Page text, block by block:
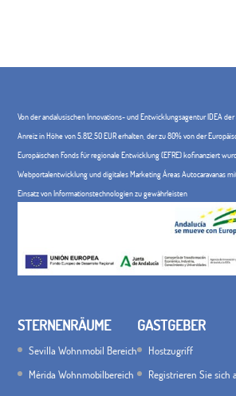
Von der andalusischen Innovations- und Entwicklungsagentur IDEA
Anreiz in Höhe von 5.812,50 EUR erhalten, der zu 80% von der
Europäischen Fonds für regionale Entwicklung (EFRE) kofinanziert
Webportalentwicklung und digitales Marketing Áreas Autocaravanas
Einsatz von Informationstechnologien zu gewährleisten
STERNENRÄUME
Sevilla Wohnmobil Bereich
Mérida Wohnmobilbereich
GASTGEBER
Hostzugriff
Registrieren Sie sich